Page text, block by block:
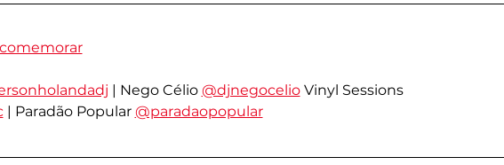
| Nego Célio @djnegocelio Vinyl Sessions
| Paradão Popular @paradaopopular